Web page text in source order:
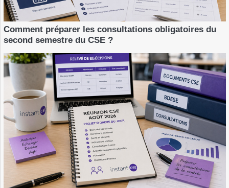
Comment préparer les consultations obligatoires du
second semestre du CSE ?